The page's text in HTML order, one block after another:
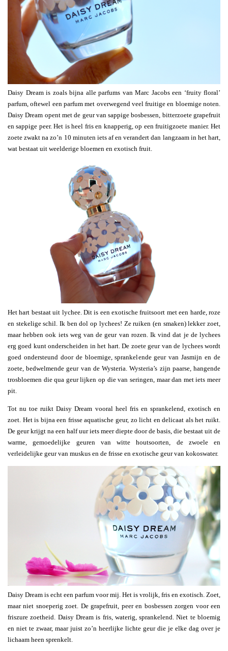
Daisy Dream is zoals bijna alle parfums van Marc Jacobs een ‘fruity floral’
parfum, oftewel een parfum met overwegend veel fruitige en bloemige noten.
Daisy Dream opent met de geur van sappige bosbessen, bitterzoete grapefruit
en sappige peer. Het is heel fris en knapperig, op een fruitigzoete manier. Het
zoete zwakt na zo’n 10 minuten iets af en verandert dan langzaam in het hart,
wat bestaat uit weelderige bloemen en exotisch fruit.
Het hart bestaat uit lychee. Dit is een exotische fruitsoort met een harde, roze
en stekelige schil. Ik ben dol op lychees! Ze ruiken (en smaken) lekker zoet,
maar hebben ook iets weg van de geur van rozen. Ik vind dat je de lychees
erg goed kunt onderscheiden in het hart. De zoete geur van de lychees wordt
goed ondersteund door de bloemige, sprankelende geur van Jasmijn en de
zoete, bedwelmende geur van de Wysteria. Wysteria’s zijn paarse, hangende
trosbloemen die qua geur lijken op die van seringen, maar dan met iets meer
pit.
Tot nu toe ruikt Daisy Dream vooral heel fris en sprankelend, exotisch en
zoet. Het is bijna een frisse aquatische geur, zo licht en delicaat als het ruikt.
De geur krijgt na een half uur iets meer diepte door de basis, die bestaat uit de
warme, gemoedelijke geuren van witte houtsoorten, de zwoele en
verleidelijke geur van muskus en de frisse en exotische geur van kokoswater.
Daisy Dream is echt een parfum voor mij. Het is vrolijk, fris en exotisch. Zoet,
maar niet snoeperig zoet. De grapefruit, peer en bosbessen zorgen voor een
friszure zoetheid. Daisy Dream is fris, waterig, sprankelend. Niet te bloemig
en niet te zwaar, maar juist zo’n heerlijke lichte geur die je elke dag over je
lichaam heen sprenkelt.